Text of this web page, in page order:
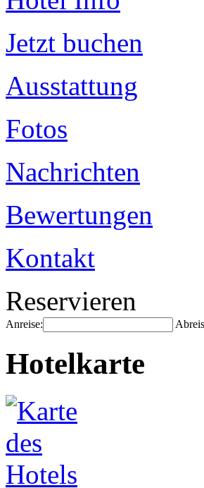
Jetzt buchen
Ausstattung
Fotos
Nachrichten
Bewertungen
Kontakt
Reservieren
Anreise:
Hotelkarte